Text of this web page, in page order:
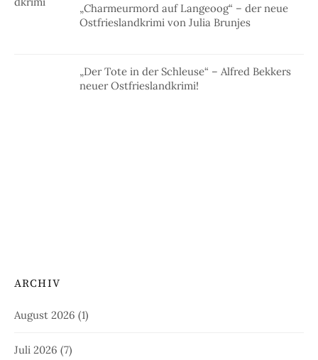
„Charmeurmord auf Langeoog“ – der neue
Ostfrieslandkrimi von Julia Brunjes
„Der Tote in der Schleuse“ – Alfred Bekkers
neuer Ostfrieslandkrimi!
ARCHIV
August 2026 (1)
Juli 2026 (7)